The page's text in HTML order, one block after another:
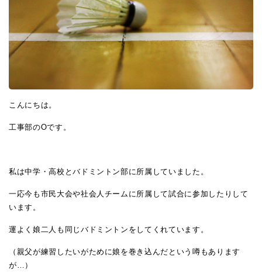
こんにちは。
工事部のOです。
私は中学・高校とバドミントン部に所属していました。
一応今も市民大会や社会人チームに所属して試合に参加したりして
います。
運よく娘二人も同じバドミントンをしてくれています。
（親父が練習したいがために娘を巻き込んだという噂もあります
が…）